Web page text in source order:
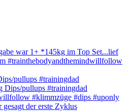
pullups #trainingdad
der erste Zyklus